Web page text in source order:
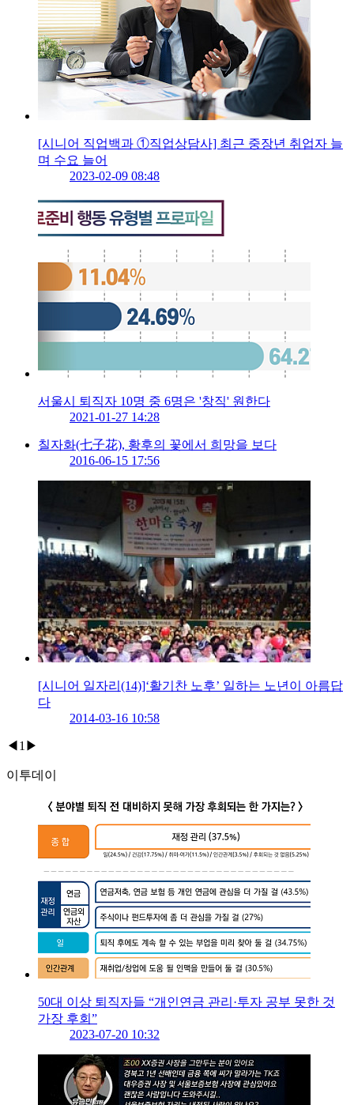
[시니어 직업백과 ①직업상담사] 최근 중장년 취업자 늘
며 수요 늘어
2023-02-09 08:48
서울시 퇴직자 10명 중 6명은 '창직' 원한다
2021-01-27 14:28
칠자화(七子花), 황후의 꽃에서 희망을 보다
2016-06-15 17:56
[시니어 일자리(14)]‘활기찬 노후’ 일하는 노년이 아름답
다
2014-03-16 10:58
◀ 1 ▶
이투데이
50대 이상 퇴직자들 “개인연금 관리·투자 공부 못한 것
가장 후회”
2023-07-20 10:32